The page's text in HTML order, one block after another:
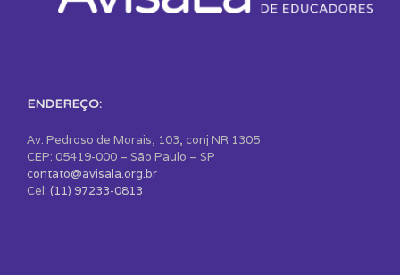
ENDEREÇO:
Av. Pedroso de Morais, 103, conj NR 1305
CEP: 05419-000 – São Paulo – SP
contato@avisala.org.br
Cel: (11) 97233-0813